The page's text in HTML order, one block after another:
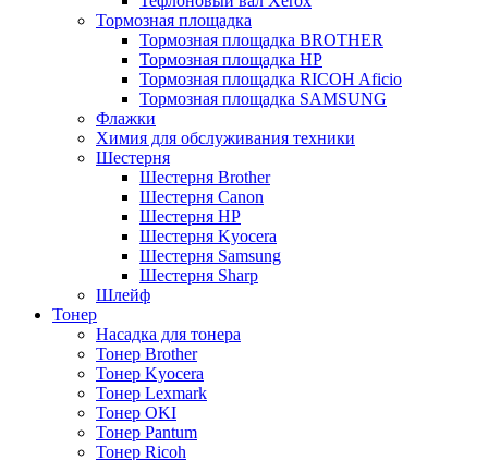
Тормозная площадка
Тормозная площадка BROTHER
Тормозная площадка HP
Тормозная площадка RICOH Aficio
Тормозная площадка SAMSUNG
Флажки
Химия для обслуживания техники
Шестерня
Шестерня Brother
Шестерня Canon
Шестерня HP
Шестерня Kyocera
Шестерня Samsung
Шестерня Sharp
Шлейф
Тонер
Насадка для тонера
Тонер Brother
Тонер Kyocera
Тонер Lexmark
Тонер OKI
Тонер Pantum
Тонер Ricoh